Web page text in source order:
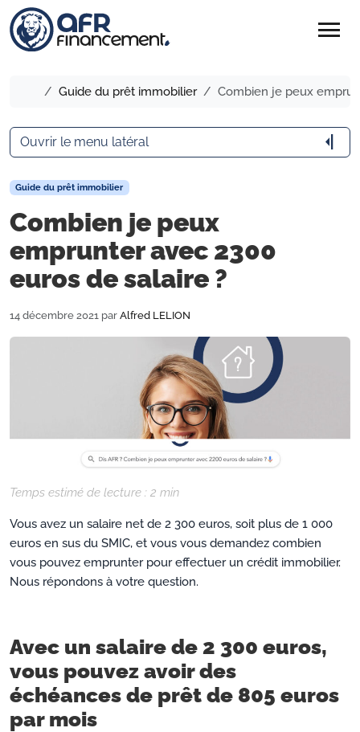
menu
Accueil
Guide du prêt immobilier Combien je peux
Guide du prêt immobilier
Combien je peux
emprunter avec 2300
euros de salaire ?
14 décembre 2021 par Alfred LELION
Temps estimé de lecture : 2 min
Vous avez un salaire net de 2 300 euros, soit plus de 1 000
euros en sus du SMIC, et vous vous demandez combien
vous pouvez emprunter pour effectuer un crédit immobilier.
Nous répondons à votre question.
Avec un salaire de 2 300 euros,
vous pouvez avoir des
échéances de prêt de 805 euros
par mois
Ouvrir le menu latéral arrow_menu_close